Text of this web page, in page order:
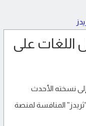
اللغات على
نسخته الأحدث
المنافسة لمنصة